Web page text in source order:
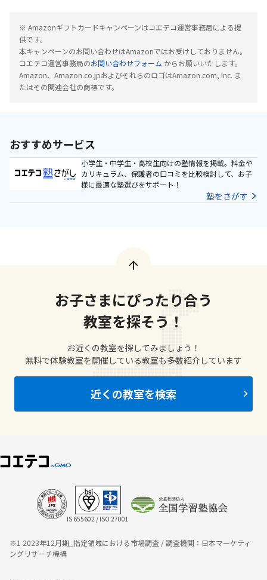
※ Amazonギフトカードキャンペーンはコエテコ運営事務局による提
供です。
本キャンペーンのお問い合わせはAmazonではお受けしておりません。
コエテコ運営事務局のお問い合わせフォーム からお願いいたします。
Amazon、Amazon.co.jpおよびそれらのロゴはAmazon.com, Inc. ま
たはその関連会社の商標です。
おすすめサービス
小学生・中学生・高校生向けの塾情報を掲載。料金や
カリキュラム、保護者の口コミを比較検討して、お子
様に最適な塾選びをサポート！
塾をさがす
お子さまにぴったり合う
教室を探そう！
お近くの教室を探してみましょう！
無料で体験教室を開催している教室も多数紹介しています
近くの教室を検索
IS 655602 / ISO 27001
※1 2023年12月期_指定領域における市場調査 / 調査機関：日本マーケティ
ングリサーチ機構